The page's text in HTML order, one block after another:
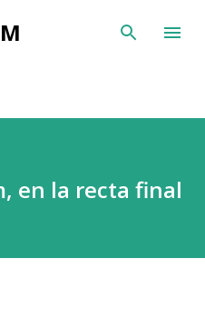
principal
en la recta final